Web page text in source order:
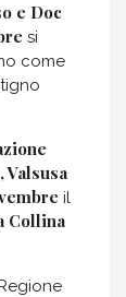
e Doc
si
come
Valsusa
il
Collina